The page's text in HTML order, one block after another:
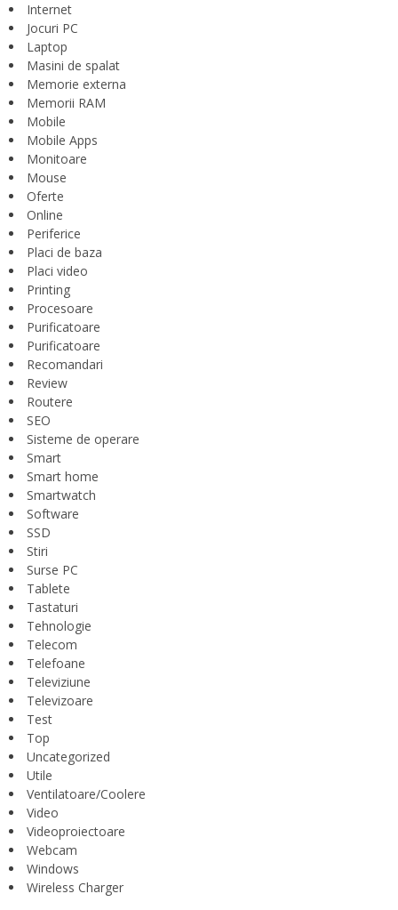
Internet
Jocuri PC
Laptop
Masini de spalat
Memorie externa
Memorii RAM
Mobile
Mobile Apps
Monitoare
Mouse
Oferte
Online
Periferice
Placi de baza
Placi video
Printing
Procesoare
Purificatoare
Purificatoare
Recomandari
Review
Routere
SEO
Sisteme de operare
Smart
Smart home
Smartwatch
Software
SSD
Stiri
Surse PC
Tablete
Tastaturi
Tehnologie
Telecom
Telefoane
Televiziune
Televizoare
Test
Top
Uncategorized
Utile
Ventilatoare/Coolere
Video
Videoproiectoare
Webcam
Windows
Wireless Charger